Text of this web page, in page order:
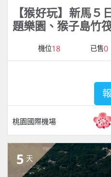
【猴好玩】新馬
題樂園、猴子島竹
機位18 已售0
桃園國際機場
5 天